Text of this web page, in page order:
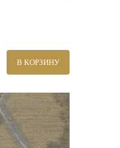
В КОРЗИНУ